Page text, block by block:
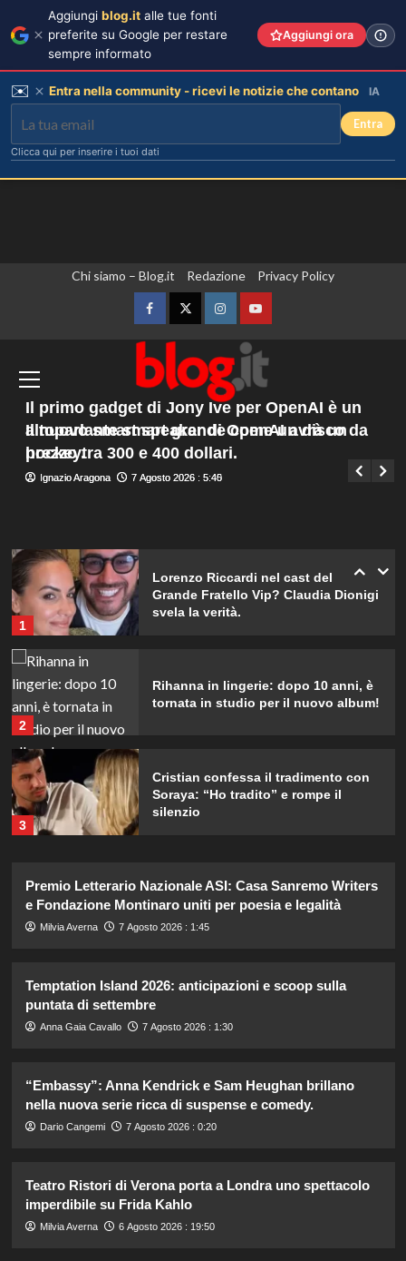
Chi siamo – Blog.it Redazione Privacy Policy
FacebookTwitterInstagramYouTube
Menu
principale
Il Senato Usa dichiara Anthony Fauci
colpevole di oltraggio al Congresso,
rischia un’indagine penale
Giuseppe Recca 7 Agosto 2026 : 2:00
Il primo gadget di Jony Ive per OpenAI è un
altoparlante smart grande come un disco da
hockey.
Ignazio Aragona 7 Agosto 2026 : 5:45
Il nuovo smart speaker di OpenAI avrà un
prezzo tra 300 e 400 dollari.
Ignazio Aragona 7 Agosto 2026 : 5:40
Cristian confessa il tradimento con
Soraya: “Ho tradito” e rompe il
silenzio
Emma ed Elisa: avventure
emozionanti in motoslitta sul
secondo ghiacciaio più grande
d’Islanda.
Riccardo Guarnieri chiude con
1
Lorenzo Riccardi nel cast del
Grande Fratello Vip? Claudia Dionigi
svela la verità.
2
Rihanna in lingerie: dopo 10 anni, è
tornata in studio per il nuovo album!
3
Cristian confessa il tradimento con
Soraya: “Ho tradito” e rompe il
silenzio
4
emozionanti in motoslitta sul
secondo ghiacciaio più grande
5
Sabrina dopo il falò con Giovanni:
verità inaspettate svelate.
1
Grande Fratello Vip? Claudia Dionigi
svela la verità.
2
Rihanna in lingerie: dopo 10 anni, è
tornata in studio per il nuovo album!
Premio Letterario Nazionale ASI: Casa Sanremo Writers
e Fondazione Montinaro uniti per poesia e legalità
Milvia Averna 7 Agosto 2026 : 1:45
Temptation Island 2026: anticipazioni e scoop sulla
puntata di settembre
Anna Gaia Cavallo 7 Agosto 2026 : 1:30
“Embassy”: Anna Kendrick e Sam Heughan brillano
nella nuova serie ricca di suspense e comedy.
Dario Cangemi 7 Agosto 2026 : 0:20
Teatro Ristori di Verona porta a Londra uno spettacolo
imperdibile su Frida Kahlo
Milvia Averna 6 Agosto 2026 : 19:50
Aggiungi blog.it alle tue fonti
preferite su Google per restare
sempre informato
Aggiungi ora
✉️ Entra nella community - ricevi le notizie che contano IA
Entra
Clicca qui per inserire i tuoi dati